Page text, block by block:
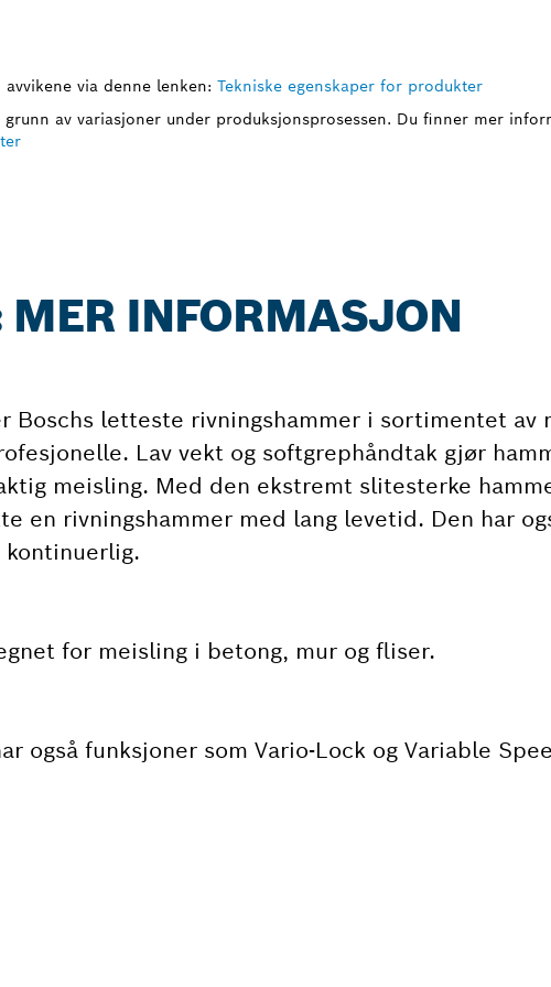
via denne lenken: Tekniske egenskaper for produkter
av variasjoner under produksjonsprosessen. Du finner mer
MER INFORMASJON
Boschs letteste rivningshammer i sortimentet av
Lav vekt og softgrephåndtak gjør
meisling. Med den ekstremt slitesterke
en rivningshammer med lang levetid. Den har
for meisling i betong, mur og fliser.
også funksjoner som Vario-Lock og Variable